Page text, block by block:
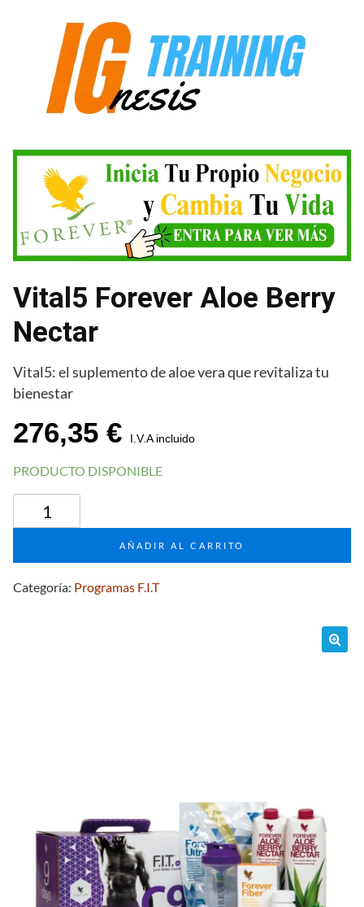
Vital5 Forever Aloe Berry
Nectar
Vital5: el suplemento de aloe vera que revitaliza tu
bienestar
276,35 € I.V.A incluido
PRODUCTO DISPONIBLE
Forever
Berry
Nectar
cantidad
AÑADIR AL CARRITO
Categoría: Programas F.I.T